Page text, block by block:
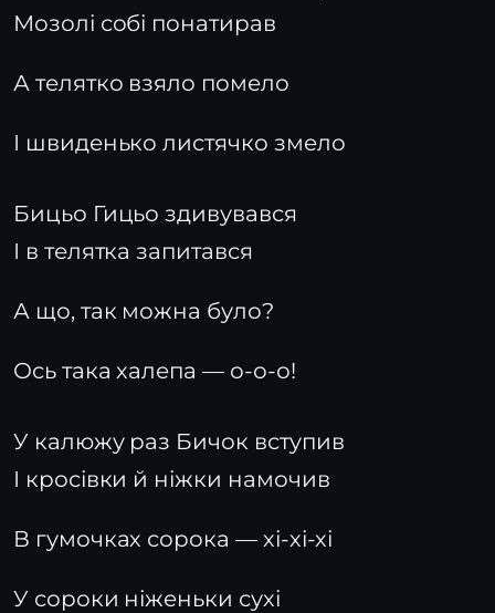
Мозолі собі понатирав
А телятко взяло помело
І швиденько листячко змело
Бицьо Гицьо здивувався
І в телятка запитався
А що, так можна було?
Ось така халепа — о-о-о!
У калюжу раз Бичок вступив
І кросівки й ніжки намочив
В гумочках сорока — хі-хі-хі
У сороки ніженьки сухі